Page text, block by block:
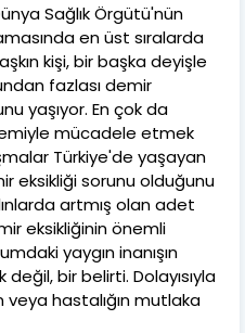
Sağlık Örgütü'nün
en üst sıralarda
kişi, bir başka deyişle
fazlası demir
yaşıyor. En çok da
mücadele etmek
Türkiye'de yaşayan
eksikliği sorunu olduğunu
artmış olan adet
eksikliğinin önemli
yaygın inanışın
bir belirti. Dolayısıyla
hastalığın mutlaka